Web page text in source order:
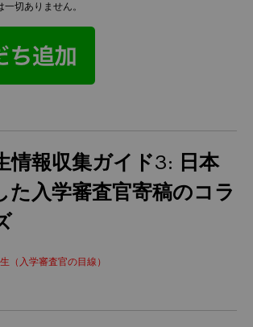
切ありません。
情報収集ガイド3: 日本
た入学審査官寄稿のコラ
（入学審査官の目線）